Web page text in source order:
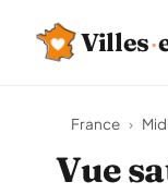
Villes·
France ›
Vue